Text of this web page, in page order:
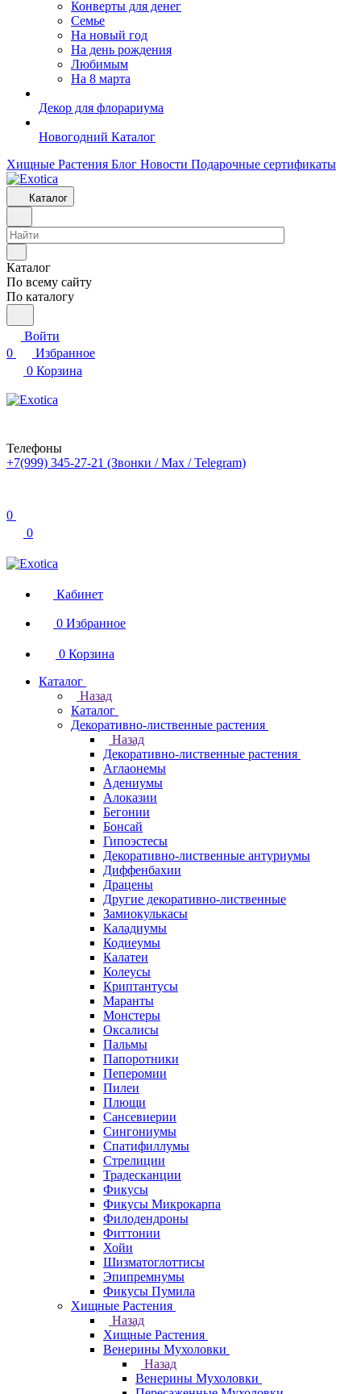
Конверты для денег
Семье
На новый год
На день рождения
Любимым
На 8 марта
Декор для флорариума
Новогодний Каталог
Хищные Растения Блог Новости Подарочные сертификаты
Каталог
Каталог
По всему сайту
По каталогу
Войти
0
Избранное
0 Корзина
Телефоны
+7(999) 345-27-21 (Звонки / Max / Telegram)
0
0
Кабинет
0 Избранное
0 Корзина
Каталог
Назад
Каталог
Декоративно-лиственные растения
Назад
Декоративно-лиственные растения
Аглаонемы
Адениумы
Алоказии
Бегонии
Бонсай
Гипоэстесы
Декоративно-лиственные антуриумы
Диффенбахии
Драцены
Другие декоративно-лиственные
Замиокулькасы
Каладиумы
Кодиеумы
Калатеи
Колеусы
Криптантусы
Маранты
Монстеры
Оксалисы
Пальмы
Папоротники
Пеперомии
Пилеи
Плющи
Сансевиерии
Сингониумы
Спатифиллумы
Стрелиции
Традесканции
Фикусы
Фикусы Микрокарпа
Филодендроны
Фиттонии
Хойи
Шизматоглоттисы
Эпипремнумы
Фикусы Пумила
Хищные Растения
Назад
Хищные Растения
Венерины Мухоловки
Назад
Венерины Мухоловки